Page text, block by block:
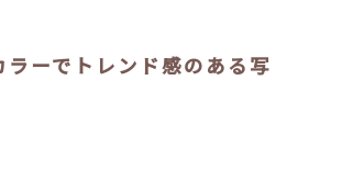
ラーでトレンド感のある写